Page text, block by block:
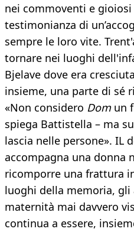
nei commoventi e gioiosi
testimonianza di
sempre le loro vite.
tornare nei luoghi
Bjelave dove era
insieme, una parte di sé
«Non considero Domun
spiega Battistella – ma
lascia nelle persone». IL
accompagna una donna
ricomporre una frattura
luoghi della memoria,
maternità mai davvero
continua a essere,